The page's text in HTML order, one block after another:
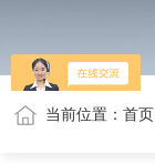
当前位置：首页